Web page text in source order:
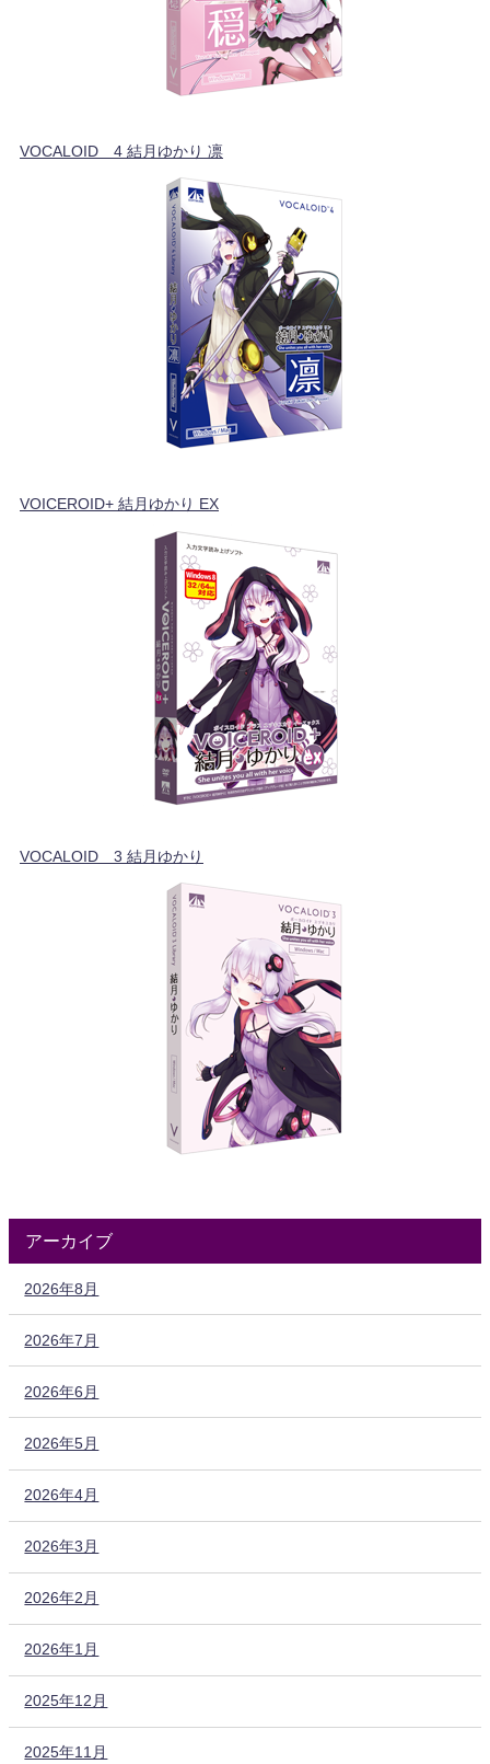
VOCALOID™4 結月ゆかり 凛
VOICEROID+ 結月ゆかり EX
VOCALOID™3 結月ゆかり
アーカイブ
2026年8月
2026年7月
2026年6月
2026年5月
2026年4月
2026年3月
2026年2月
2026年1月
2025年12月
2025年11月